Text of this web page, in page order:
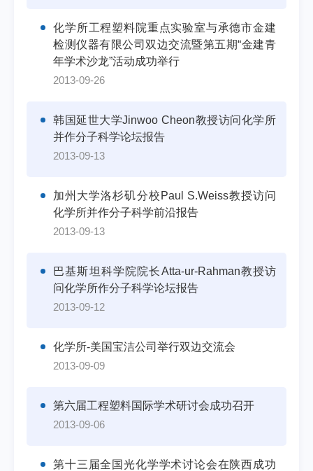
化学所工程塑料院重点实验室与承德市金建
检测仪器有限公司双边交流暨第五期“金建青
年学术沙龙”活动成功举行
2013-09-26
韩国延世大学Jinwoo Cheon教授访问化学所
并作分子科学论坛报告
2013-09-13
加州大学洛杉矶分校Paul S.Weiss教授访问
化学所并作分子科学前沿报告
2013-09-13
巴基斯坦科学院院长Atta-ur-Rahman教授访
问化学所作分子科学论坛报告
2013-09-12
化学所-美国宝洁公司举行双边交流会
2013-09-09
第六届工程塑料国际学术研讨会成功召开
2013-09-06
第十三届全国光化学学术讨论会在陕西成功